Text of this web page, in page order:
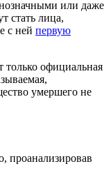
или даже
стать лица,
с ней первую
только официальная
умершего не
проанализировав